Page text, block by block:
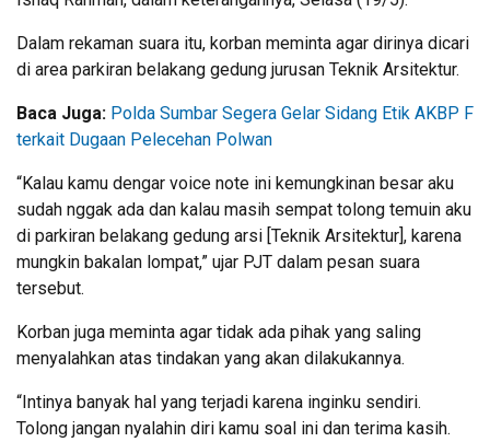
Dalam rekaman suara itu, korban meminta agar dirinya dicari
di area parkiran belakang gedung jurusan Teknik Arsitektur.
Baca Juga: Polda Sumbar Segera Gelar Sidang Etik AKBP F
terkait Dugaan Pelecehan Polwan
“Kalau kamu dengar voice note ini kemungkinan besar aku
sudah nggak ada dan kalau masih sempat tolong temuin aku
di parkiran belakang gedung arsi [Teknik Arsitektur], karena
mungkin bakalan lompat,” ujar PJT dalam pesan suara
tersebut.
Korban juga meminta agar tidak ada pihak yang saling
menyalahkan atas tindakan yang akan dilakukannya.
“Intinya banyak hal yang terjadi karena inginku sendiri.
Tolong jangan nyalahin diri kamu soal ini dan terima kasih.